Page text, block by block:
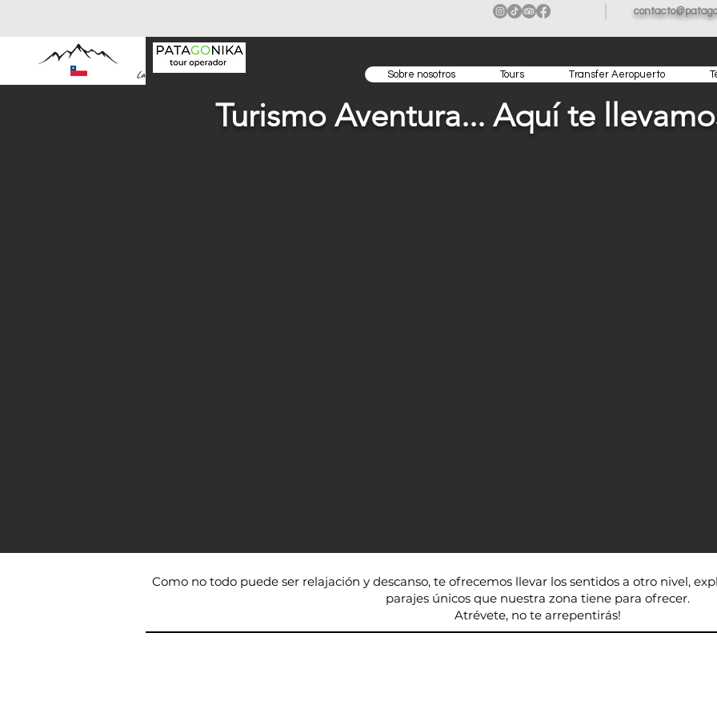
La experiencia patagonia comienza aquí Sobre nosotros Tours Transfer Aeropuerto
Turismo Aventura... Aquí te
Como no todo puede ser relajación y descanso, te ofrecemos llevar los sentidos a otro nivel,
parajes únicos que nuestra zona tiene para ofrecer.
Atrévete, no te arrepentirás!